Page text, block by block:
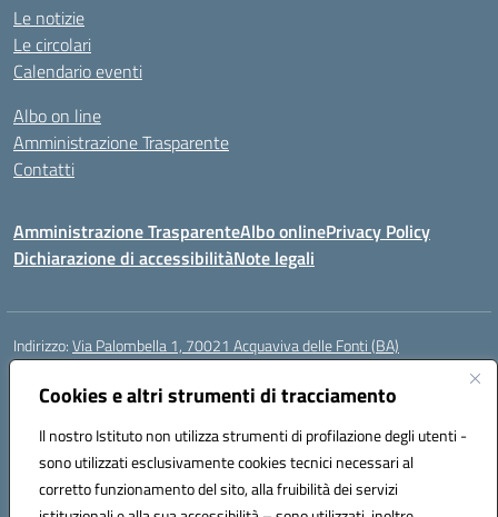
Cookies e altri strumenti di tracciamento
Il nostro Istituto non utilizza strumenti di profilazione degli utenti -
sono utilizzati esclusivamente cookies tecnici necessari al
corretto funzionamento del sito, alla fruibilità dei servizi
Le notizie
Le circolari
Calendario eventi
Albo on line
Amministrazione Trasparente
Contatti
Amministrazione TrasparenteAlbo onlinePrivacy Policy
Dichiarazione di accessibilitàNote legali
Indirizzo:Via Palombella 1, 70021 Acquaviva delle Fonti (BA)
Centralino:
Posta elettronica certificata (PEC):baic89400e@pec.istruzione.it
Codice fiscale: 91121590722
Codice meccanografico:baic89400e
Codice Indice delle Pubbliche Amministrazioni (IPA): icddagio
Codice unico di fatturazione (CUF): UFGHCG